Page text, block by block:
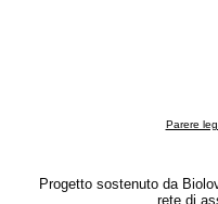
Parere
Progetto sostenuto da
rete di